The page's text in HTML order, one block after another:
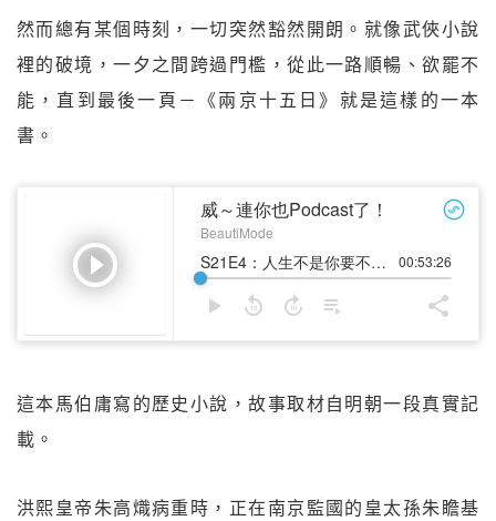
然而總有某個時刻，一切突然豁然開朗。就像武俠小說
裡的破境，一夕之間跨過門檻，從此一路順暢、欲罷不
能，直到最後一頁－《兩京十五日》就是這樣的一本
書。
這本馬伯庸寫的歷史小說，故事取材自明朝一段真實記
載。
洪熙皇帝朱高熾病重時，正在南京監國的皇太孫朱瞻基